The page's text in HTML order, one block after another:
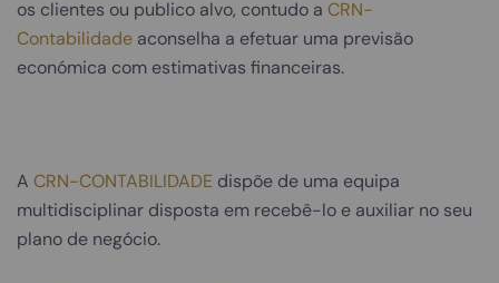
os clientes ou publico alvo, contudo a CRN-
Contabilidade aconselha a efetuar uma previsão
económica com estimativas financeiras.
A CRN-CONTABILIDADE dispõe de uma equipa
multidisciplinar disposta em recebê-lo e auxiliar no seu
plano de negócio.